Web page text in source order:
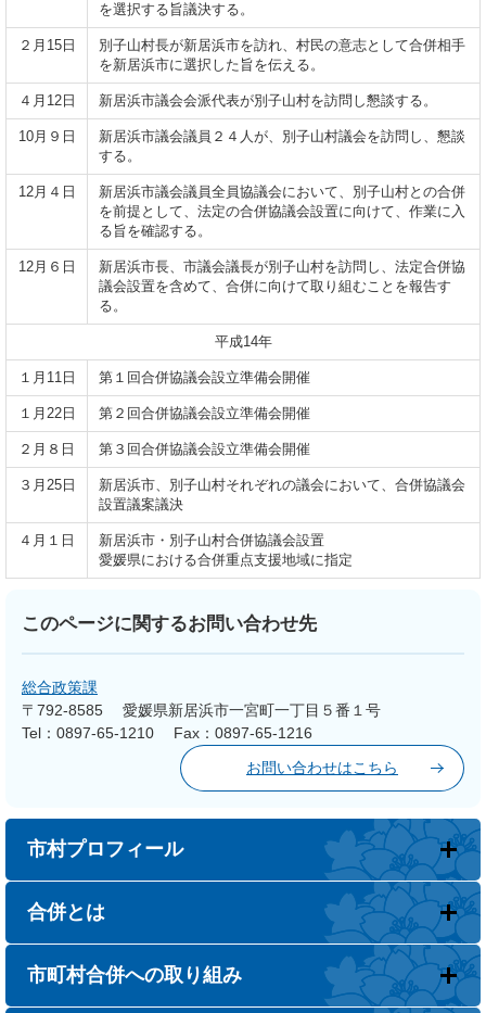
を選択する旨議決する。
２月15日
別子山村長が新居浜市を訪れ、村民の意志として合併相手
を新居浜市に選択した旨を伝える。
４月12日 新居浜市議会会派代表が別子山村を訪問し懇談する。
10月９日
新居浜市議会議員２４人が、別子山村議会を訪問し、懇談
する。
12月４日
新居浜市議会議員全員協議会において、別子山村との合併
を前提として、法定の合併協議会設置に向けて、作業に入
る旨を確認する。
12月６日
新居浜市長、市議会議長が別子山村を訪問し、法定合併協
議会設置を含めて、合併に向けて取り組むことを報告す
る。
平成14年
１月11日 第１回合併協議会設立準備会開催
１月22日 第２回合併協議会設立準備会開催
２月８日 第３回合併協議会設立準備会開催
３月25日
新居浜市、別子山村それぞれの議会において、合併協議会
設置議案議決
４月１日
新居浜市・別子山村合併協議会設置
愛媛県における合併重点支援地域に指定
このページに関するお問い合わせ先
総合政策課
〒792-8585
愛媛県新居浜市一宮町一丁目５番１号
Tel：0897-65-1210
Fax：0897-65-1216
お問い合わせはこちら
市村プロフィール
合併とは
市町村合併への取り組み